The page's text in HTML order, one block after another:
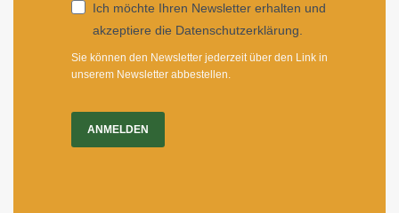
Ich möchte Ihren Newsletter erhalten und
akzeptiere die Datenschutzerklärung.
Sie können den Newsletter jederzeit über den Link in
unserem Newsletter abbestellen.
ANMELDEN